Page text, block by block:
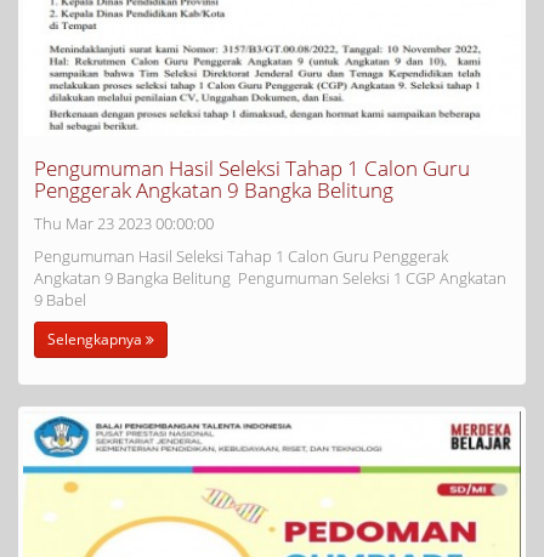
Pengumuman Hasil Seleksi Tahap 1 Calon Guru
Penggerak Angkatan 9 Bangka Belitung
Thu Mar 23 2023 00:00:00
Pengumuman Hasil Seleksi Tahap 1 Calon Guru Penggerak
Angkatan 9 Bangka Belitung Pengumuman Seleksi 1 CGP Angkatan
9 Babel
Selengkapnya